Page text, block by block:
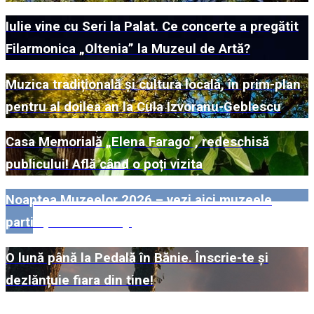
Iulie vine cu Seri la Palat. Ce concerte a pregătit
Filarmonica „Oltenia” la Muzeul de Artă?
Muzica tradițională și cultura locală, în prim-plan
pentru al doilea an la Cula Izvoranu-Geblescu
Casa Memorială „Elena Farago”, redeschisă
publicului! Află când o poți vizita
Noaptea Muzeelor 2026 – vezi aici muzeele
participante din Dolj!
O lună până la Pedală în Bănie. Înscrie-te și
dezlănțuie fiara din tine!